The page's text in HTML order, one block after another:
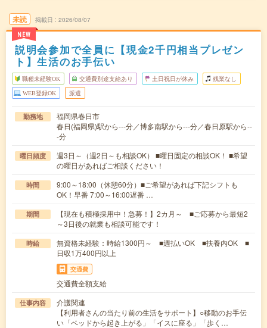
未読
NEW
掲載日 2026/08/07
説明会参加で全員に【現金2千円相当プレゼン
ト】生活のお手伝い
職種未経験OK 交通費別途支給あり 土日祝日が休み 残業なし
WEB登録OK 派遣
勤務地
福岡県春日市
春日(福岡県)駅から---分／博多南駅から---分／春日原駅から--
-分
曜日頻度
週3日～（週2日～も相談OK） ■曜日固定の相談OK！ ■希望
の曜日があればご相談ください！
時間
9:00～18:00（休憩60分）■ご希望があれば下記シフトも
OK！早番 7:00～16:00遅番 …
期間
【現在も積極採用中！急募！】2カ月～ ■ご応募から最短2
～3日後の就業も相談可能です！
時給
無資格未経験：時給1300円～ ■週払いOK ■扶養内OK ■
日収1万400円以上
交通費
交通費全額支給
仕事内容
介護関連
【利用者さんの当たり前の生活をサポート】○移動のお手伝
い「ベッドから起き上がる」「イスに座る」「歩く…